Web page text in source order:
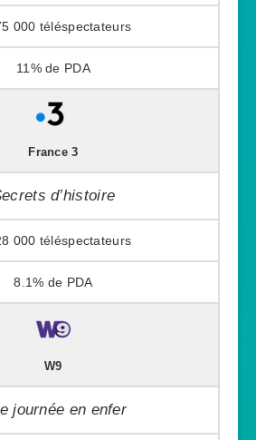
000
11%
France 3
d’histoire
000
8.1%
W9
journée en enfer